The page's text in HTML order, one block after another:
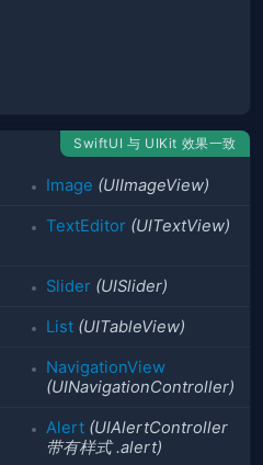
SwiftUI 与 UIKit 效果一致
Image (UIImageView)
TextEditor (UITextView)
Slider (UISlider)
List (UITableView)
NavigationView
(UINavigationController)
Alert (UIAlertController
带有样式 .alert)